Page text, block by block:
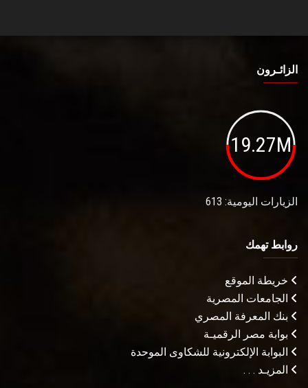
الزائـرون
19.27M
الزيارات اليومية: 613
روابط تهمك
خريطة الموقع
الجامعات المصرية
بنك المعرفة المصري
بوابة مصر الرقميـة
البوابة الإلكترونية للشكاوى الموحدة
المزيـد . . .